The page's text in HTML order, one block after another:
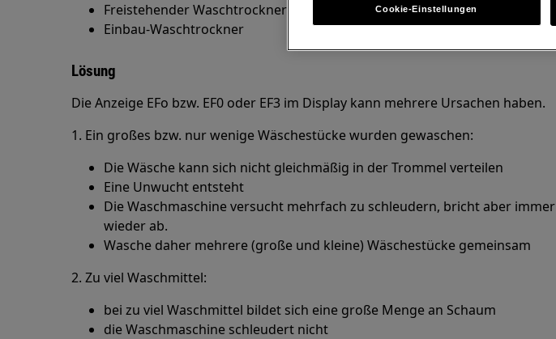
Freistehender Waschtrockner
Einbau-Waschtrockner
Lösung
Die Anzeige EFo bzw. EF0 oder EF3 im Display kann mehrere Ursachen haben.
1. Ein großes bzw. nur wenige Wäschestücke wurden gewaschen:
Die Wäsche kann sich nicht gleichmäßig in der Trommel verteilen
Eine Unwucht entsteht
Die Waschmaschine versucht mehrfach zu schleudern, bricht aber immer
wieder ab.
Wasche daher mehrere (große und kleine) Wäschestücke gemeinsam
2. Zu viel Waschmittel:
bei zu viel Waschmittel bildet sich eine große Menge an Schaum
die Waschmaschine schleudert nicht
Cookie-Einstellungen